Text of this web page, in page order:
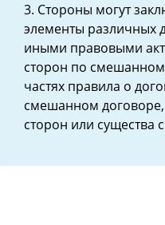
3. Стороны могут
элементы различных
иными правовыми
сторон по
частях правила о
смешанном договоре,
сторон или существа